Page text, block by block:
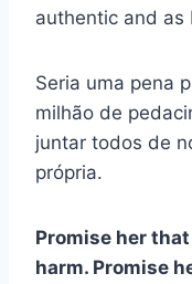
authentic and as
Seria uma pena
milhão de
juntar todos de
própria.
Promise her
harm. Promise